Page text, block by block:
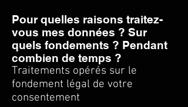
Pour quelles raisons traitez-
vous mes données ? Sur
quels fondements ? Pendant
combien de temps ?
Traitements opérés sur le
fondement légal de votre
consentement